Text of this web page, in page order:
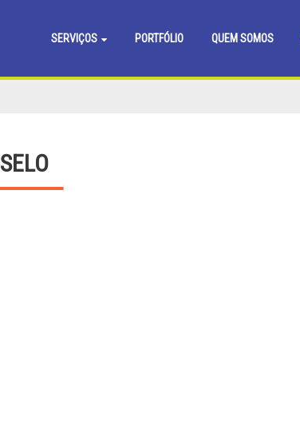
SERVIÇOS PORTFÓLIO QUEM SOMOS
SELO